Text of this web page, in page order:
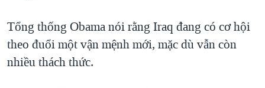
Tổng thống Obama nói rằng Iraq đang có cơ hội
theo đuổi một vận mệnh mới, mặc dù vẫn còn
nhiều thách thức.